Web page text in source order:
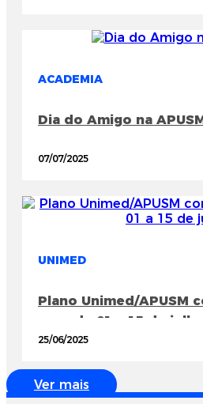
ACADEMIA
Dia do Amigo na
07/07/2025
UNIMED
Plano Unimed/APUSM
zero de 01 a 15 de julho
25/06/2025
Ver mais